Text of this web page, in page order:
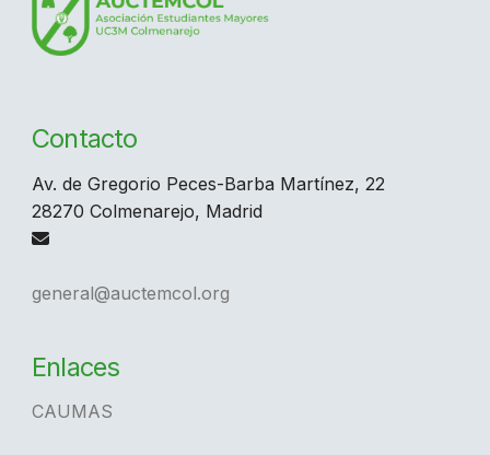
Contacto
Av. de Gregorio Peces-Barba Martínez, 22
28270 Colmenarejo, Madrid
general@auctemcol.org
Enlaces
CAUMAS